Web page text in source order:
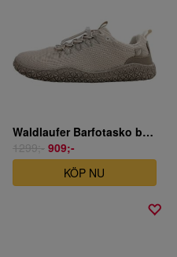
Waldlaufer Barfotasko beige
1299;- 909;-
KÖP NU